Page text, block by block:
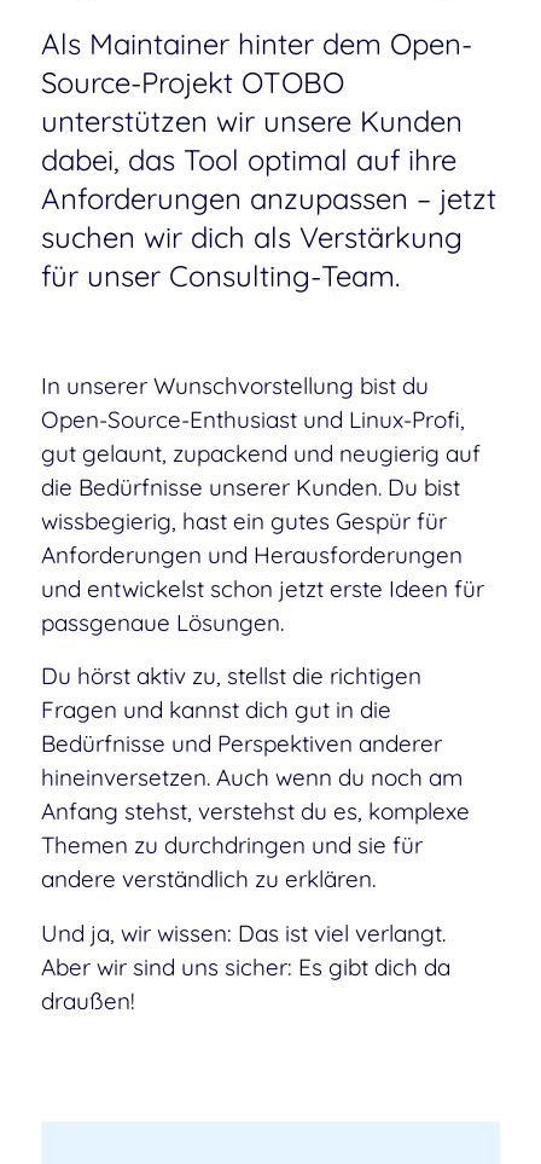
Als Maintainer hinter dem Open-
Source-Projekt OTOBO
unterstützen wir unsere Kunden
dabei, das Tool optimal auf ihre
Anforderungen anzupassen – jetzt
suchen wir dich als Verstärkung
für unser Consulting-Team.
In unserer Wunschvorstellung bist du
Open-Source-Enthusiast und Linux-Profi,
gut gelaunt, zupackend und neugierig auf
die Bedürfnisse unserer Kunden. Du bist
wissbegierig, hast ein gutes Gespür für
Anforderungen und Herausforderungen
und entwickelst schon jetzt erste Ideen für
passgenaue Lösungen.
Du hörst aktiv zu, stellst die richtigen
Fragen und kannst dich gut in die
Bedürfnisse und Perspektiven anderer
hineinversetzen. Auch wenn du noch am
Anfang stehst, verstehst du es, komplexe
Themen zu durchdringen und sie für
andere verständlich zu erklären.
Und ja, wir wissen: Das ist viel verlangt.
Aber wir sind uns sicher: Es gibt dich da
draußen!